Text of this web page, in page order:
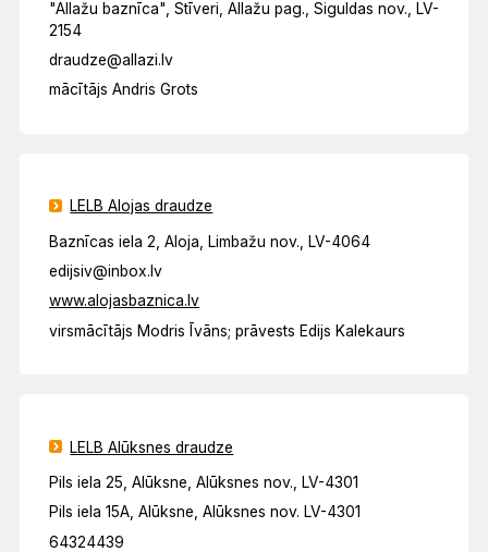
"Allažu baznīca", Stīveri, Allažu pag., Siguldas nov., LV-
2154
draudze@allazi.lv
mācītājs Andris Grots
LELB Alojas draudze
Baznīcas iela 2, Aloja, Limbažu nov., LV-4064
edijsiv@inbox.lv
www.alojasbaznica.lv
virsmācītājs Modris Īvāns; prāvests Edijs Kalekaurs
LELB Alūksnes draudze
Pils iela 25, Alūksne, Alūksnes nov., LV-4301
Pils iela 15A, Alūksne, Alūksnes nov. LV-4301
64324439